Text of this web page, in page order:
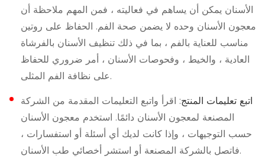
الأسنان يمكن أن يساهم في فعاليته ، فمن المهم ملاحظة أن
معجون الأسنان وحده لا يضمن صحة الفم. الحفاظ على روتين
مناسب للعناية بالفم ، بما في ذلك تنظيف الأسنان بالفرشاة
العادية ، والخيط ، وفحوصات الأسنان ، أمر ضروري للحفاظ
اتبع تعليمات المنتج: اقرأ واتبع التعليمات المقدمة من الشركة
المصنعة لمعجون الأسنان دائمًا. استخدم معجون الأسنان
حسب التوجيهات ، وإذا كانت لديك أي أسئلة أو استفسارات ،